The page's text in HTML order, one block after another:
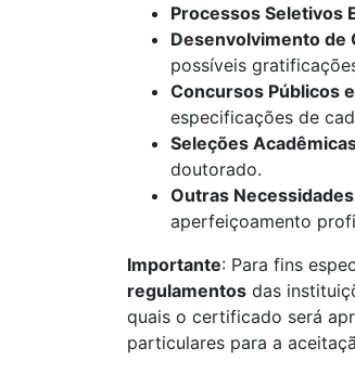
Processos Seletivos
Desenvolvimento de
possíveis
Concursos Públicos
especificações de
Seleções
doutorado.
Outras Necessidades
aperfeiçoamento
Importante: Para fins
regulamentos das
quais o certificado será
particulares para a